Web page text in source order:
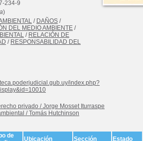
234-9
)
/ DAÑOS /
DEL MEDIO AMBIENTE /
/ RELACIÓN DE
/ RESPONSABILIDAD DEL
index.php?
privado /Jorge Mosset Iturraspe
/Tomás Hutchinson
de
Ubicación Sección
Estado